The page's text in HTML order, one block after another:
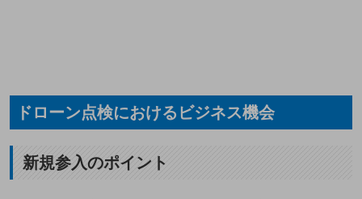
ドローン点検におけるビジネス機会
新規参入のポイント